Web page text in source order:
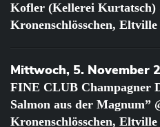
Kofler (Kellerei Kurtatsch)
Kronenschlösschen, Eltville
Mittwoch, 5. November
FINE CLUB Champagner
Salmon aus der Magnum”
Kronenschlösschen, Eltville